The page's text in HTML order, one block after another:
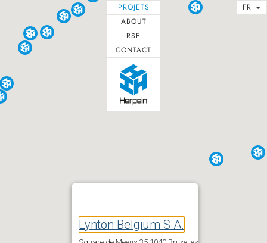
contenu
PROJETS
ABOUT
RSE
CONTACT
FR
Lynton Belgium S.A.